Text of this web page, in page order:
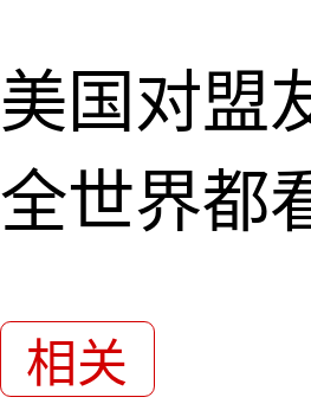
美国对盟
全世界都
相关